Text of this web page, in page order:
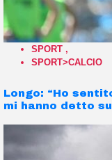
SPORT ,
SPORT>CALCIO
Longo: “Ho
mi hanno detto